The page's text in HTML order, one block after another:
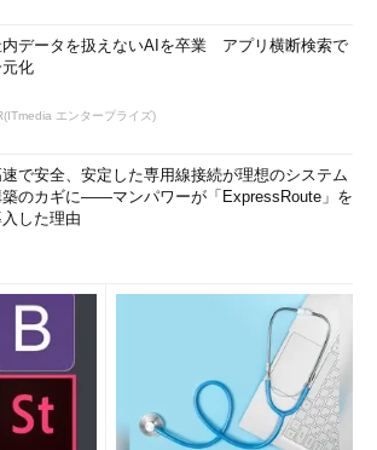
内データを扱えないAIを卒業 アプリ横断検索で
化
エンタープライズ)
で安全、安定した専用線接続が理想のシステム
築のカギに――マンパワーが「ExpressRoute」を
した理由